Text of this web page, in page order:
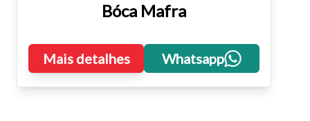
Bóca Mafra
Mais detalhes Whatsapp